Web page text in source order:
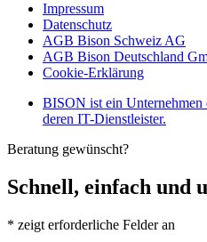
Impressum
Datenschutz
AGB Bison Schweiz AG
AGB Bison Deutschland
Cookie-Erklärung
BISON ist ein
deren IT-Dienstleister.
Beratung gewünscht?
Schnell, einfach und
* zeigt erforderliche Felder an